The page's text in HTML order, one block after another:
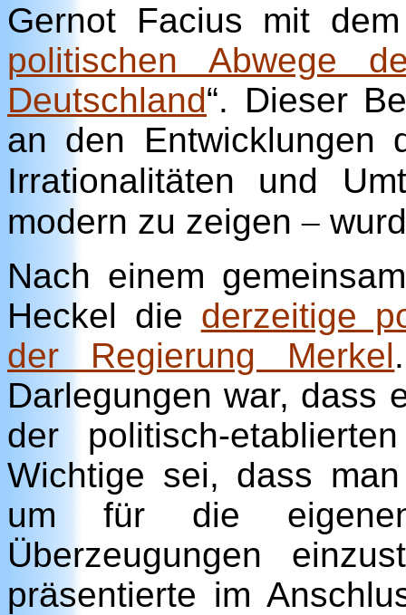
Gernot Facius mit
politischen Abwege
Deutschland“. Dieser
an den Entwicklungen
Irrationalitäten und
modern zu zeigen–
Nach einem
Heckel die derzeitige
der Regierung Merkel
Darlegungen war, dass
der politisch-
Wichtige sei, dass
um für die
Überzeugungen
präsentierte im